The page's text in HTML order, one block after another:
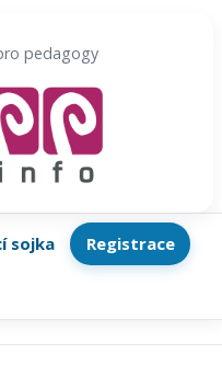
pedagogy
sojka
Registrace